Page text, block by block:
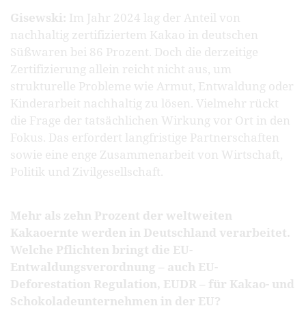
Gisewski: Im Jahr 2024 lag der Anteil von
nachhaltig zertifiziertem Kakao in deutschen
Süßwaren bei 86 Prozent. Doch die derzeitige
Zertifizierung allein reicht nicht aus, um
strukturelle Probleme wie Armut, Entwaldung oder
Kinderarbeit nachhaltig zu lösen. Vielmehr rückt
die Frage der tatsächlichen Wirkung vor Ort in den
Fokus. Das erfordert langfristige Partnerschaften
sowie eine enge Zusammenarbeit von Wirtschaft,
Politik und Zivilgesellschaft.
Mehr als zehn Prozent der weltweiten
Kakaoernte werden in Deutschland verarbeitet.
Welche Pflichten bringt die EU-
Entwaldungsverordnung – auch EU-
Deforestation Regulation, EUDR – für Kakao- und
Schokoladeunternehmen in der EU?